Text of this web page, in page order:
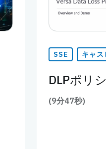
SSE キャス
DLPポリ
(9分47秒)